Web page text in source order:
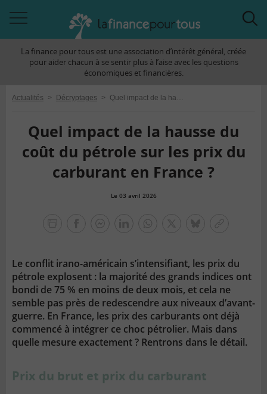
àLa finance pour tous est une association d’intérêt général, créée
pour aider chacun à se sentir plus à l’aise avec les questions
économiques et financières.
Actualités > Décryptages > Quel impact de la hausse du coût du pétrole sur les prix du carburant en France ?
Quel impact de la hausse du
coût du pétrole sur les prix du
carburant en France ?
Le 03 avril 2026
Le conflit irano-américain s’intensifiant, les prix du
pétrole explosent : la majorité des grands indices ont
bondi de 75 % en moins de deux mois, et cela ne
semble pas près de redescendre aux niveaux d’avant-
guerre. En France, les prix des carburants ont déjà
commencé à intégrer ce choc pétrolier. Mais dans
quelle mesure exactement ? Rentrons dans le détail.
Prix du brut et prix du carburant